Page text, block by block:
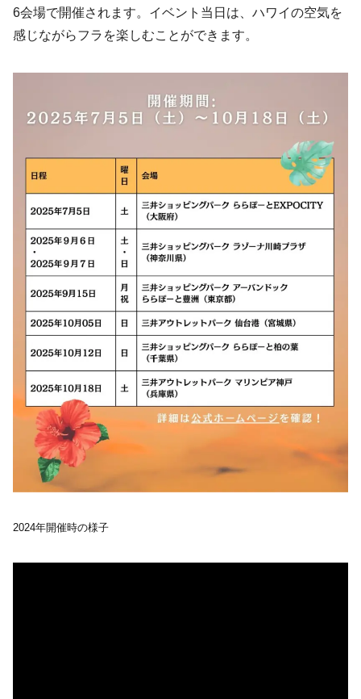
6会場で開催されます。イベント当日は、ハワイの空気を
感じながらフラを楽しむことができます。
2024年開催時の様子